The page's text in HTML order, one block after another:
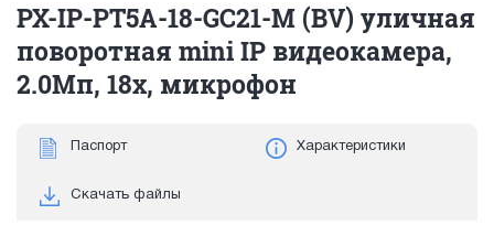
PX-IP-PT5A-18-GC21-M (BV) уличная
поворотная mini IP видеокамера,
2.0Мп, 18x, микрофон
Паспорт Характеристики
Скачать файлы